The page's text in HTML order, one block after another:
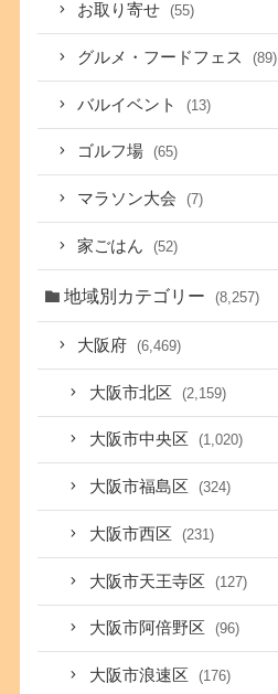
お取り寄せ (55)
グルメ・フードフェス (89)
バルイベント (13)
ゴルフ場 (65)
マラソン大会 (7)
家ごはん (52)
地域別カテゴリー (8,257)
大阪府 (6,469)
大阪市北区 (2,159)
大阪市中央区 (1,020)
大阪市福島区 (324)
大阪市西区 (231)
大阪市天王寺区 (127)
大阪市阿倍野区 (96)
大阪市浪速区 (176)